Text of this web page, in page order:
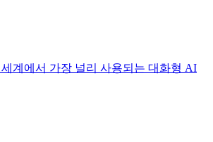
계에서 가장 널리 사용되는 대화형 AI